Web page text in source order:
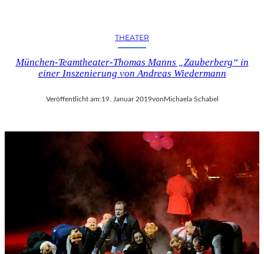
U
L
I
H
E
N
G
E
N
Ü
S
S
E
THEATER
München-Teamtheater-Thomas Manns „Zauberberg“ in
einer Inszenierung von Andreas Wiedermann
Veröffentlicht am:19. Januar 2019von Michaela Schabel